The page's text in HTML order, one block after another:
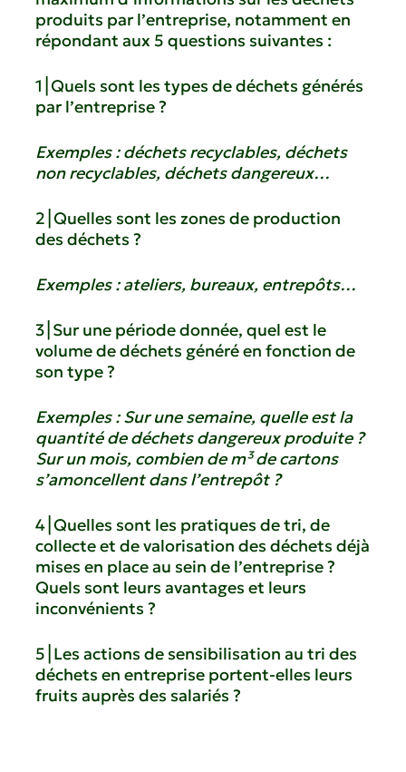
produits par l’entreprise, notamment en
répondant aux 5 questions suivantes :
1⎮Quels sont les types de déchets générés
par l’entreprise ?
Exemples : déchets recyclables, déchets
non recyclables, déchets dangereux…
2⎮Quelles sont les zones de production
des déchets ?
Exemples : ateliers, bureaux, entrepôts…
3⎮Sur une période donnée, quel est le
volume de déchets généré en fonction de
son type ?
Exemples : Sur une semaine, quelle est la
quantité de déchets dangereux produite ?
Sur un mois, combien de m³ de cartons
s’amoncellent dans l’entrepôt ?
4⎮Quelles sont les pratiques de tri, de
collecte et de valorisation des déchets déjà
mises en place au sein de l’entreprise ?
Quels sont leurs avantages et leurs
inconvénients ?
5⎮Les actions de sensibilisation au tri des
déchets en entreprise portent-elles leurs
fruits auprès des salariés ?